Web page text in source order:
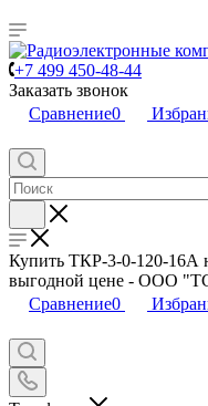
+7 499 450-48-44
Заказать звонок
Сравнение0
Купить ТКР-3-0-120-16А
выгодной цене - ООО
Сравнение0